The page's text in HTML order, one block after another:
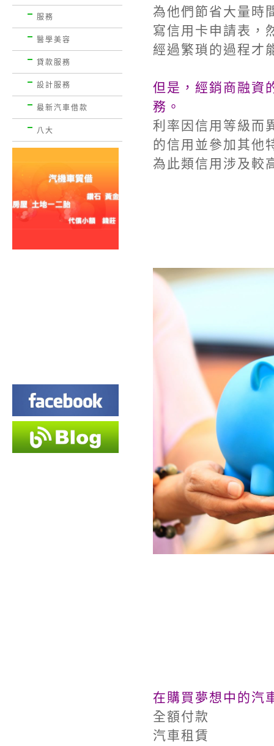
服務
醫學美容
貸款服務
設計服務
最新汽車借款
八大
為他們節省大量時
寫信用卡申請表，
經過繁瑣的過程才
但是，經銷商融資
務。
利率因信用等級而
的信用並參加其他
為此類信用涉及較
在購買夢想中的汽
全額付款
汽車租賃